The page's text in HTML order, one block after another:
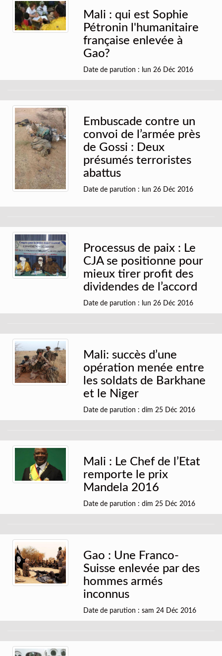
Mali : qui est Sophie
Pétronin l'humanitaire
française enlevée à
Gao?
Date de parution : lun 26 Déc 2016
Embuscade contre un
convoi de l’armée près
de Gossi : Deux
présumés terroristes
abattus
Date de parution : lun 26 Déc 2016
Processus de paix : Le
CJA se positionne pour
mieux tirer profit des
dividendes de l’accord
Date de parution : lun 26 Déc 2016
Mali: succès d’une
opération menée entre
les soldats de Barkhane
et le Niger
Date de parution : dim 25 Déc 2016
Mali : Le Chef de l’Etat
remporte le prix
Mandela 2016
Date de parution : dim 25 Déc 2016
Gao : Une Franco-
Suisse enlevée par des
hommes armés
inconnus
Date de parution : sam 24 Déc 2016